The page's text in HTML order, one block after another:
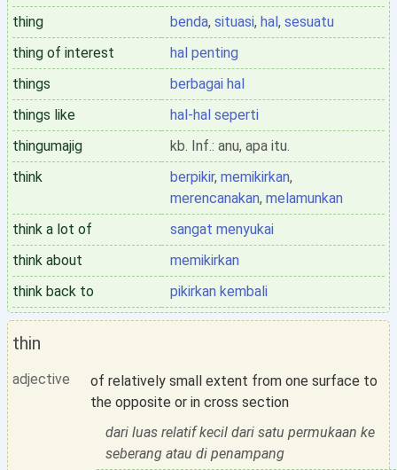
thing
benda, situasi, hal, sesuatu
thing of interest
hal penting
things
berbagai hal
things like
hal-hal seperti
thingumajig
kb. Inf.: anu, apa itu.
think
berpikir, memikirkan,
merencanakan, melamunkan
think a lot of
sangat menyukai
think about
memikirkan
think back to
pikirkan kembali
thin
adjective
of relatively small extent from one surface to
the opposite or in cross section
dari luas relatif kecil dari satu permukaan ke
seberang atau di penampang